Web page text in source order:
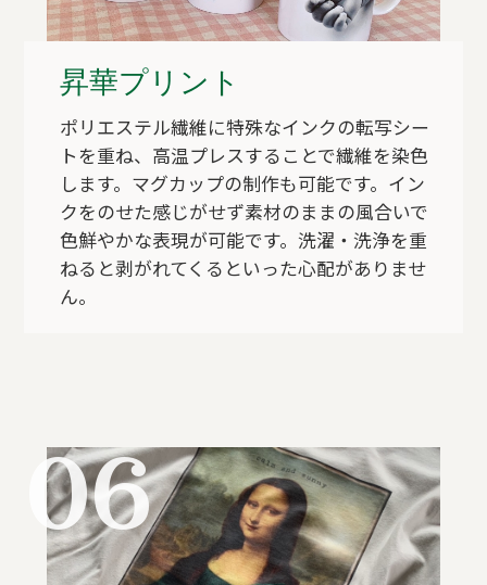
昇華プリント
ポリエステル繊維に特殊なインクの転写シー
トを重ね、高温プレスすることで繊維を染色
します。マグカップの制作も可能です。イン
クをのせた感じがせず素材のままの風合いで
色鮮やかな表現が可能です。洗濯・洗浄を重
ねると剥がれてくるといった心配がありませ
ん。
06